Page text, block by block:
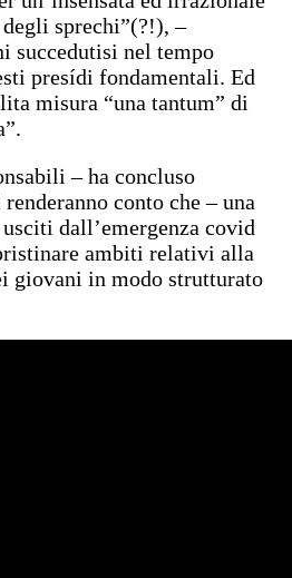
sprechi”(?!), –
succedutisi nel tempo
presídi fondamentali. Ed
misura “una tantum” di
– ha concluso
conto che – una
dall’emergenza covid
ambiti relativi alla
giovani in modo strutturato